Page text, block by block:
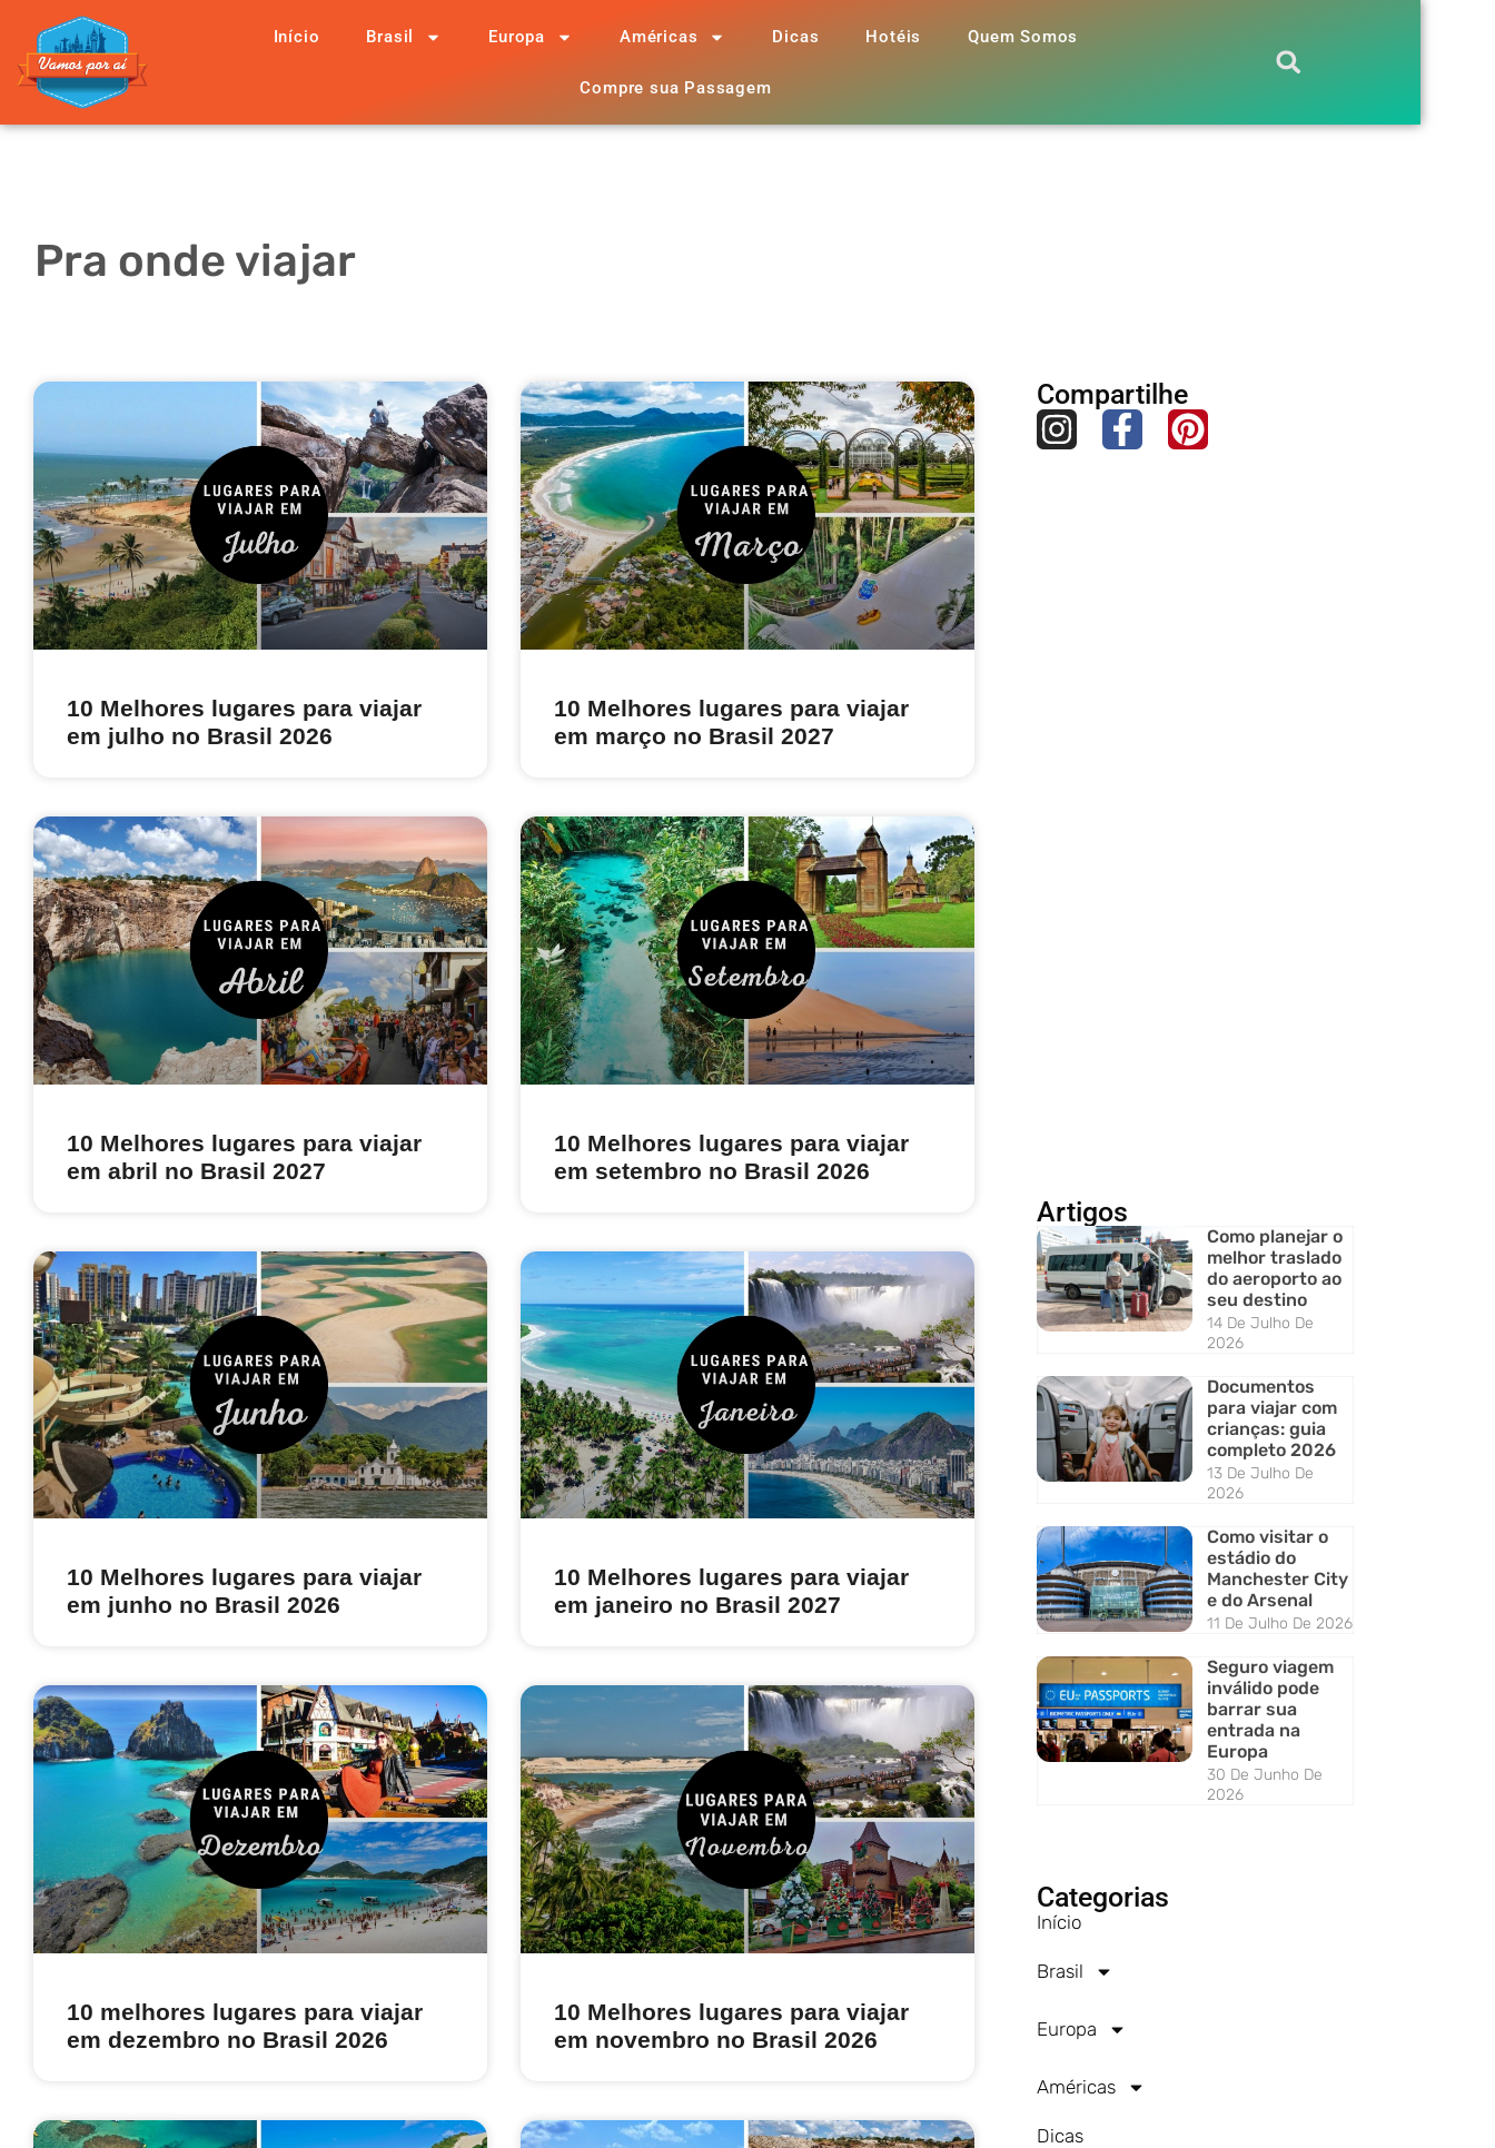
Início Brasil Europa Américas Dicas Hotéis Quem Somos
Compre sua Passagem
Pra onde viajar
10 Melhores lugares para viajar
em julho no Brasil 2026
10 Melhores lugares para viajar
em março no Brasil 2027
10 Melhores lugares para viajar
em abril no Brasil 2027
10 Melhores lugares para viajar
em setembro no Brasil 2026
10 Melhores lugares para viajar
em junho no Brasil 2026
10 Melhores lugares para viajar
em janeiro no Brasil 2027
10 melhores lugares para viajar
em dezembro no Brasil 2026
10 Melhores lugares para viajar
em novembro no Brasil 2026
Compartilhe
Artigos
Como planejar o
melhor traslado
do aeroporto ao
seu destino
14 De Julho De
2026
Documentos
para viajar com
crianças: guia
completo 2026
13 De Julho De
2026
Como visitar o
estádio do
Manchester City
e do Arsenal
11 De Julho De 2026
Seguro viagem
inválido pode
barrar sua
entrada na
Europa
30 De Junho De
2026
Categorias
Início
Brasil
Europa
Américas
Dicas